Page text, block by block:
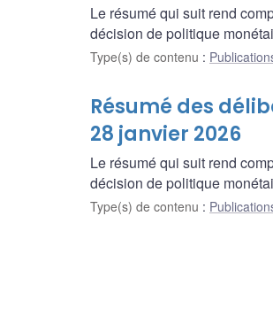
Le résumé qui suit rend
décision de politique
Type(s) de contenu :
Résumé des
28 janvier 2026
Le résumé qui suit rend
décision de politique
Type(s) de contenu :